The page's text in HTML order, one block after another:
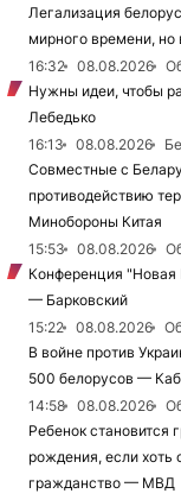
Легализация
мирного времени,
16:32
08.08.2026
Нужны идеи, чтобы
Лебедько
16:13
08.08.2026
Совместные с
противодействию
Минобороны Китая
15:53
08.08.2026
Конференция "Новая
— Барковский
15:22
08.08.2026
В войне против
500 белорусов —
14:58
08.08.2026
Ребенок становится
рождения, если хоть
гражданство — МВД